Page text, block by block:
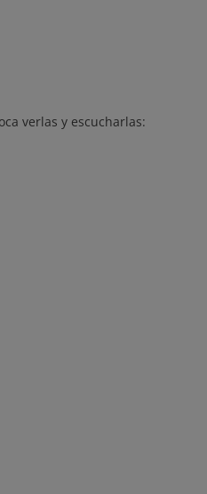
verlas y escucharlas: